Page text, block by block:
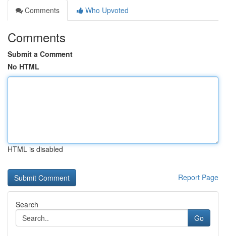
Comments
Who Upvoted
Comments
Submit a Comment
No HTML
HTML is disabled
Report Page
Search
Go